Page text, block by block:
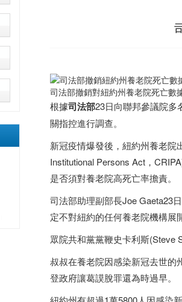
司法部撤銷對紐約州養老院死亡數
根據司法部23日向聯邦參議院多
關指控進行調查。
新冠疫情爆發後，紐約州養老院
Institutional Persons Act，
是否須對養老院高死亡率擔責。
司法部助理副部長Joe Gaeta23
定不對紐約的任何養老院機構展
眾院共和黨黨鞭史卡利斯(Steve
叔叔在養老院因感染新冠去世的
登政府讓葛謨脫罪還為時過早。